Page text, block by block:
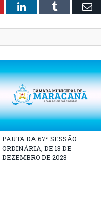
LinkedInTumblr
PAUTA DA 67ª SESSÃO
ORDINÁRIA, DE 13 DE
DEZEMBRO DE 2023